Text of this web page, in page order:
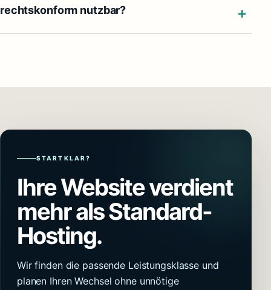
rechtskonform nutzbar?
STARTKLAR?
Ihre Website verdient
mehr als Standard-
Hosting.
Wir finden die passende Leistungsklasse und
planen Ihren Wechsel ohne unnötige